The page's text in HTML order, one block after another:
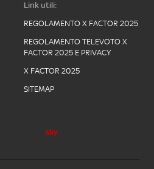
Link utili:
REGOLAMENTO X FACTOR 2025
REGOLAMENTO TELEVOTO X
FACTOR 2025 E PRIVACY
X FACTOR 2025
SITEMAP